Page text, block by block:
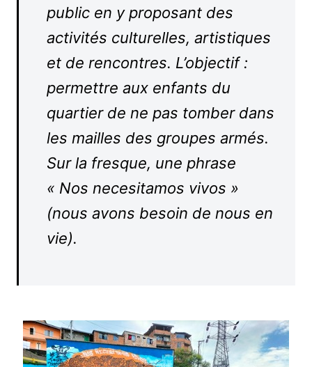
public en y proposant des
activités culturelles, artistiques
et de rencontres. L’objectif :
permettre aux enfants du
quartier de ne pas tomber dans
les mailles des groupes armés.
Sur la fresque, une phrase
« Nos necesitamos vivos »
(nous avons besoin de nous en
vie).